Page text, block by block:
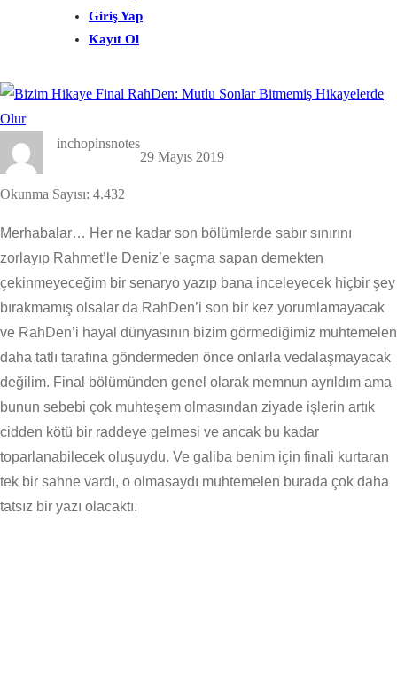
Giriş Yap
Kayıt Ol
inchopinsnotes
29 Mayıs 2019
Okunma Sayısı: 4.432
Merhabalar… Her ne kadar son bölümlerde sabır sınırını
zorlayıp Rahmet’le Deniz’e saçma sapan demekten
çekinmeyeceğim bir senaryo yazıp bana inceleyecek hiçbir şey
bırakmamış olsalar da RahDen’i son bir kez yorumlamayacak
ve RahDen’i hayal dünyasının bizim görmediğimiz muhtemelen
daha tatlı tarafına göndermeden önce onlarla vedalaşmayacak
değilim. Final bölümünden genel olarak memnun ayrıldım ama
bunun sebebi çok muhteşem olmasından ziyade işlerin artık
cidden kötü bir raddeye gelmesi ve ancak bu kadar
toparlanabilecek oluşuydu. Ve galiba benim için finali kurtaran
tek bir sahne vardı, o olmasaydı muhtemelen burada çok daha
tatsız bir yazı olacaktı.